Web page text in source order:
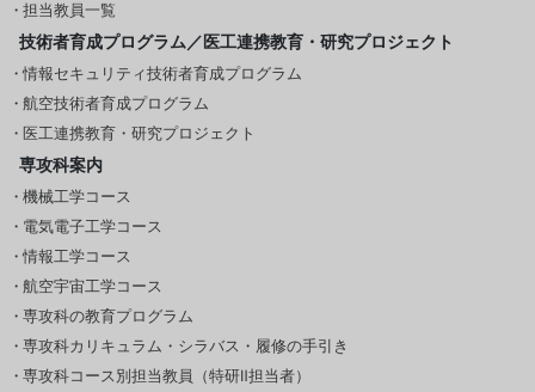
担当教員一覧
技術者育成プログラム／医工連携教育・研究プロジェクト
情報セキュリティ技術者育成プログラム
航空技術者育成プログラム
医工連携教育・研究プロジェクト
専攻科案内
機械工学コース
電気電子工学コース
情報工学コース
航空宇宙工学コース
専攻科の教育プログラム
専攻科カリキュラム・シラバス・履修の手引き
専攻科コース別担当教員（特研Ⅱ担当者）